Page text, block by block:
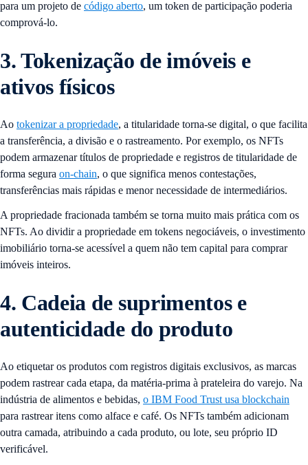
para um projeto de código aberto, um token de participação poderia
comprová-lo.
3. Tokenização de imóveis e
ativos físicos
Ao tokenizar a propriedade, a titularidade torna-se digital, o que facilita
a transferência, a divisão e o rastreamento. Por exemplo, os NFTs
podem armazenar títulos de propriedade e registros de titularidade de
forma segura on-chain, o que significa menos contestações,
transferências mais rápidas e menor necessidade de intermediários.
A propriedade fracionada também se torna muito mais prática com os
NFTs. Ao dividir a propriedade em tokens negociáveis, o investimento
imobiliário torna-se acessível a quem não tem capital para comprar
imóveis inteiros.
4. Cadeia de suprimentos e
autenticidade do produto
Ao etiquetar os produtos com registros digitais exclusivos, as marcas
podem rastrear cada etapa, da matéria-prima à prateleira do varejo. Na
indústria de alimentos e bebidas, o IBM Food Trust usa blockchain
para rastrear itens como alface e café. Os NFTs também adicionam
outra camada, atribuindo a cada produto, ou lote, seu próprio ID
verificável.